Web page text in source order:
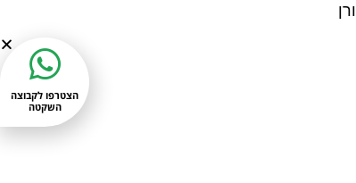
הצטרפו לקבוצה
השקטה